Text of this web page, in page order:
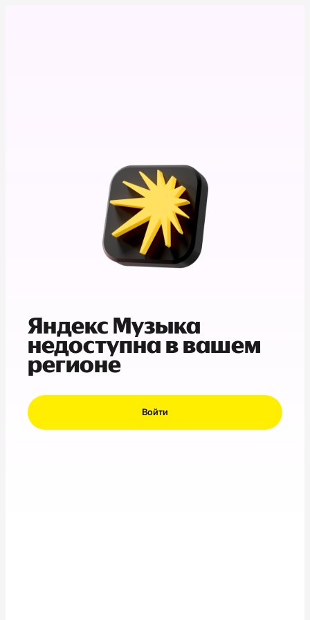
Яндекс Музыка
недоступна в вашем
регионе
Войти